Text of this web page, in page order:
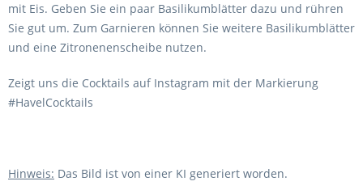
mit Eis. Geben Sie ein paar Basilikumblätter dazu und rühren
Sie gut um. Zum Garnieren können Sie weitere Basilikumblätter
und eine Zitronenenscheibe nutzen.
Zeigt uns die Cocktails auf Instagram mit der Markierung
#HavelCocktails
Hinweis: Das Bild ist von einer KI generiert worden.